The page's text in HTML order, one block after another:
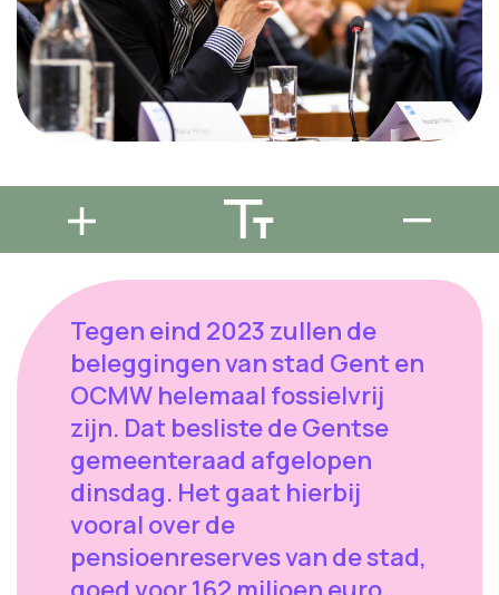
Tegen eind 2023 zullen de
beleggingen van stad Gent en
OCMW helemaal fossielvrij
zijn. Dat besliste de Gentse
gemeenteraad afgelopen
dinsdag. Het gaat hierbij
vooral over de
pensioenreserves van de stad,